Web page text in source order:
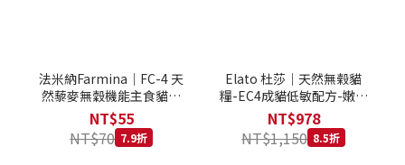
法米納Farmina｜FC-4 天
然藜麥無穀機能主食貓罐
FC-4061 體重管理 羊肉蘆
筍 80G
NT$55
NT$70 7.9折
Elato 杜莎｜天然無榖貓
糧-EC4成貓低敏配方-嫩羊
野鹿 1.5kg｜杜莎 天然無
榖貓糧系列 貓糧
NT$978
NT$1,150 8.5折